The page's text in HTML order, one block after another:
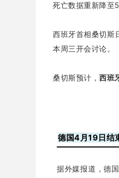
死亡数据重新降至
西班牙首相桑切斯
本周三开会讨论。
桑切斯预计， 西班
德国4月19日结
据外媒报道，德